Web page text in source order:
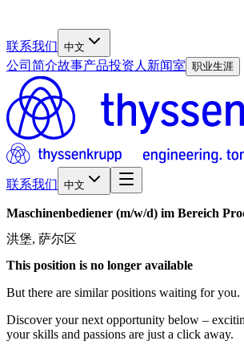
联系我们 中文
公司简介故事产品投资人 新闻室 职业生涯
联系我们 中文
Maschinenbediener (m/w/d) im Bereich
洪堡, 萨尔区
This position is no longer available
But there are similar positions waiting for you.
Discover your next opportunity below –
your skills and passions are just a click away.